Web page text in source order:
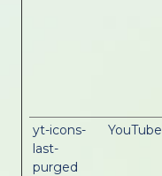
yt-icons-
last-
purged
YouTube